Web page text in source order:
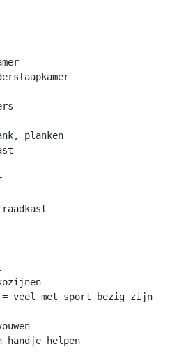
planken
= veel met sport bezig zijn
handje helpen